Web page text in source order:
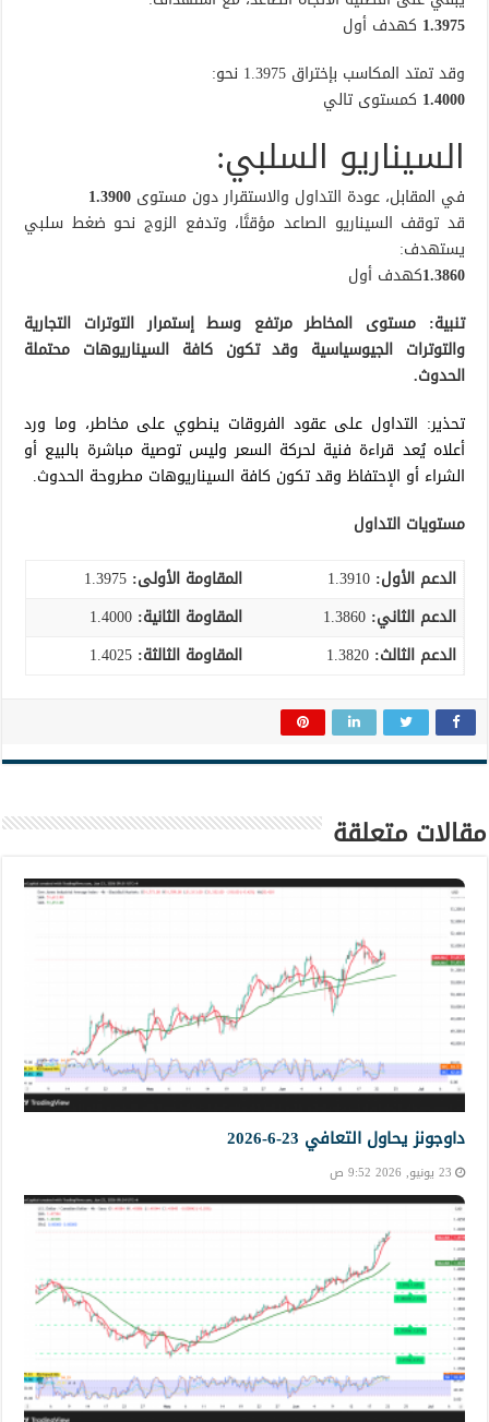
1.3975 كهدف أول
وقد تمتد المكاسب بإختراق 1.3975 نحو:
1.4000 كمستوى تالي
السيناريو السلبي:
في المقابل، عودة التداول والاستقرار دون مستوى1.3900
قد توقف السيناريو الصاعد مؤقتًا، وتدفع الزوج نحو ضغط سلبي
يستهدف:
1.3860كهدف أول
تنبية: مستوى المخاطر مرتفع وسط إستمرار التوترات التجارية
والتوترات الجيوسياسية وقد تكون كافة السيناريوهات محتملة
الحدوث.
تحذير: التداول على عقود الفروقات ينطوي على مخاطر، وما ورد
أعلاه يُعد قراءة فنية لحركة السعر وليس توصية مباشرة بالبيع أو
الشراء أو الإحتفاظ وقد تكون كافة السيناريوهات مطروحة الحدوث.
مستويات التداول
الدعم الأول: 1.3910 المقاومة الأولى:
الدعم الثاني:
المقاومة الثانية:
الدعم الثالث: المقاومة الثالثة:
مقالات متعلقة
داوجونز يحاول التعافي 23-6-2026
23 يونيو, 2026 9:52 ص